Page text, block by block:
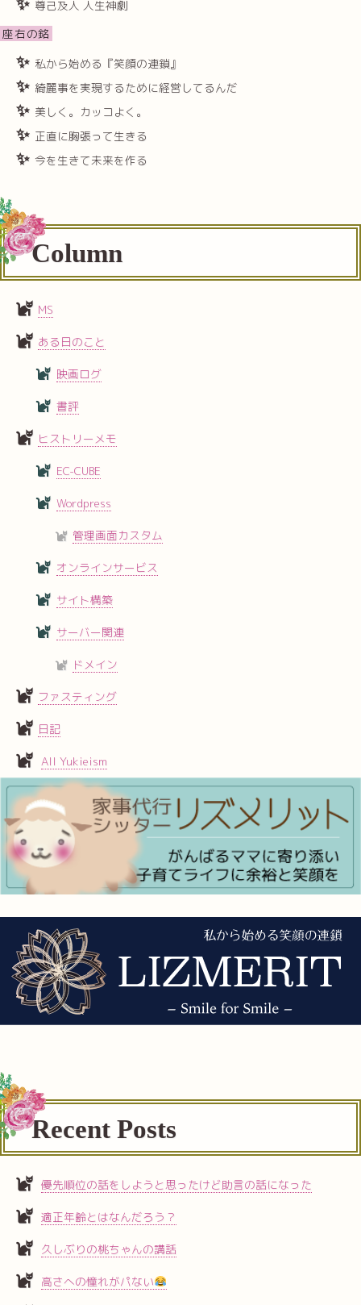
尊己及人 人生神劇
座右の銘
私から始める『笑顔の連鎖』
綺麗事を実現するために経営してるんだ
美しく。カッコよく。
正直に胸張って生きる
今を生きて未来を作る
Column
MS
ある日のこと
映画ログ
書評
ヒストリーメモ
EC-CUBE
Wordpress
管理画面カスタム
オンラインサービス
サイト構築
サーバー関連
ドメイン
ファスティング
日記
All Yukieism
Recent Posts
優先順位の話をしようと思ったけど助言の話になった
適正年齢とはなんだろう？
久しぶりの桃ちゃんの講話
高さへの憧れがパない